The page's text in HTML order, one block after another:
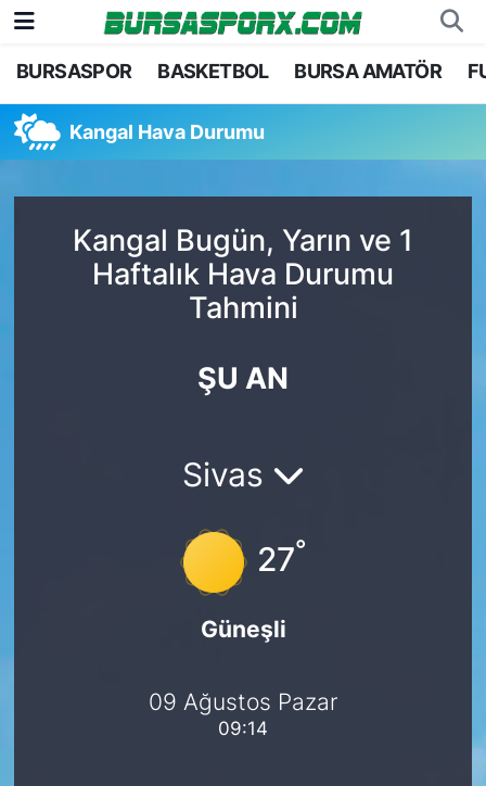
BURSASPOR BASKETBOL BURSA AMATÖR
Kangal Hava Durumu
Kangal Bugün, Yarın ve 1
Haftalık Hava Durumu
Tahmini
ŞU AN
Sivas
27°
Güneşli
09 Ağustos Pazar
09:14
Bursaspor
Futbol
Basketbol
Bursa Amatör
Bursa Nöbetçi Eczaneler
Bursa Hava Durumu
Bursa Namaz Vakitleri
Bursa Trafik Yoğunluk Haritası
TFF 1.Lig Puan Durumu ve Fikstür